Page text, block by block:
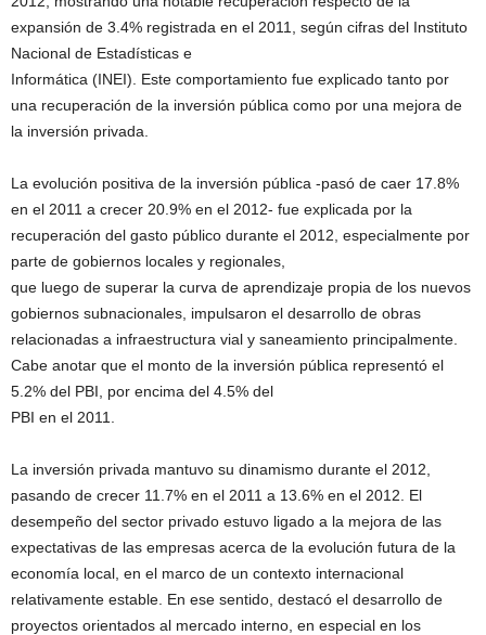
expansión de 3.4% registrada en el 2011, según cifras del Instituto
Nacional de Estadísticas e
Informática (INEI). Este comportamiento fue explicado tanto por
una recuperación de la inversión pública como por una mejora de
la inversión privada.
La evolución positiva de la inversión pública -pasó de caer 17.8%
en el 2011 a crecer 20.9% en el 2012- fue explicada por la
recuperación del gasto público durante el 2012, especialmente por
parte de gobiernos locales y regionales,
que luego de superar la curva de aprendizaje propia de los nuevos
gobiernos subnacionales, impulsaron el desarrollo de obras
relacionadas a infraestructura vial y saneamiento principalmente.
Cabe anotar que el monto de la inversión pública representó el
5.2% del PBI, por encima del 4.5% del
PBI en el 2011.
La inversión privada mantuvo su dinamismo durante el 2012,
pasando de crecer 11.7% en el 2011 a 13.6% en el 2012. El
desempeño del sector privado estuvo ligado a la mejora de las
expectativas de las empresas acerca de la evolución futura de la
economía local, en el marco de un contexto internacional
relativamente estable. En ese sentido, destacó el desarrollo de
proyectos orientados al mercado interno, en especial en los